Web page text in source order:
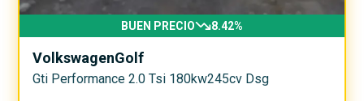
BUEN PRECIO 8.42%
VolkswagenGolf
Gti Performance 2.0 Tsi 180kw245cv Dsg